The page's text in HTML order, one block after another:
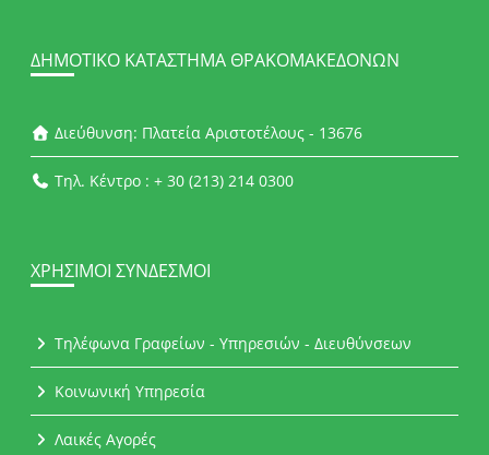
ΔΗΜΟΤΙΚΌ ΚΑΤΆΣΤΗΜΑ ΘΡΑΚΟΜΑΚΕΔΌΝΩΝ
Διεύθυνση: Πλατεία Αριστοτέλους - 13676
Τηλ. Κέντρο : + 30 (213) 214 0300
ΧΡΉΣΙΜΟΙ ΣΎΝΔΕΣΜΟΙ
Τηλέφωνα Γραφείων - Υπηρεσιών - Διευθύνσεων
Κοινωνική Υπηρεσία
Λαικές Αγορές